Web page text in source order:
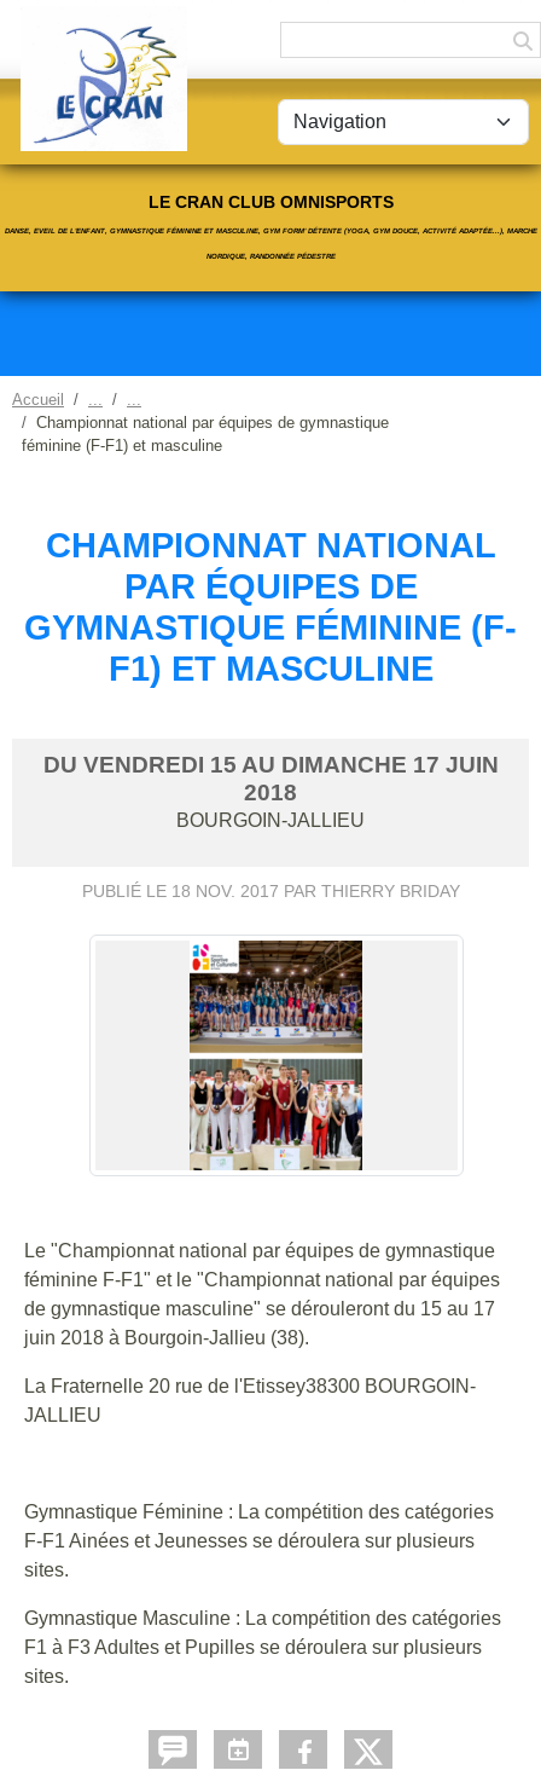
LE CRAN CLUB OMNISPORTS
DANSE, EVEIL DE L'ENFANT, GYMNASTIQUE FÉMININE ET MASCULINE, GYM FORM' DÉTENTE (YOGA, GYM DOUCE, ACTIVITÉ ADAPTÉE...), MARCHE
NORDIQUE, RANDONNÉE PÉDESTRE
Accueil
Championnat national par équipes de gymnastique
féminine (F-F1) et masculine
CHAMPIONNAT NATIONAL
PAR ÉQUIPES DE
GYMNASTIQUE FÉMININE (F-
F1) ET MASCULINE
DU VENDREDI 15 AU DIMANCHE 17 JUIN
2018
BOURGOIN-JALLIEU
PUBLIÉ LE 18 NOV. 2017 PAR THIERRY BRIDAY
Le "Championnat national par équipes de gymnastique
féminine F-F1" et le "Championnat national par équipes
de gymnastique masculine" se dérouleront du 15 au 17
juin 2018 à Bourgoin-Jallieu (38).
La Fraternelle 20 rue de l'Etissey38300 BOURGOIN-
JALLIEU
Gymnastique Féminine : La compétition des catégories
F-F1 Ainées et Jeunesses se déroulera sur plusieurs
sites.
Gymnastique Masculine : La compétition des catégories
F1 à F3 Adultes et Pupilles se déroulera sur plusieurs
sites.